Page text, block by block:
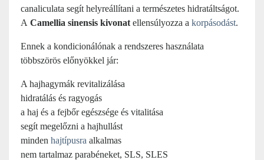
canaliculata segít helyreállítani a természetes hidratáltságot.
A Camellia sinensis kivonat ellensúlyozza a korpásodást.
Ennek a kondicionálónak a rendszeres használata
többszörös előnyökkel jár:
A hajhagymák revitalizálása
hidratálás és ragyogás
a haj és a fejbőr egészsége és vitalitása
segít megelőzni a hajhullást
minden hajtípusra alkalmas
nem tartalmaz parabéneket, SLS, SLES